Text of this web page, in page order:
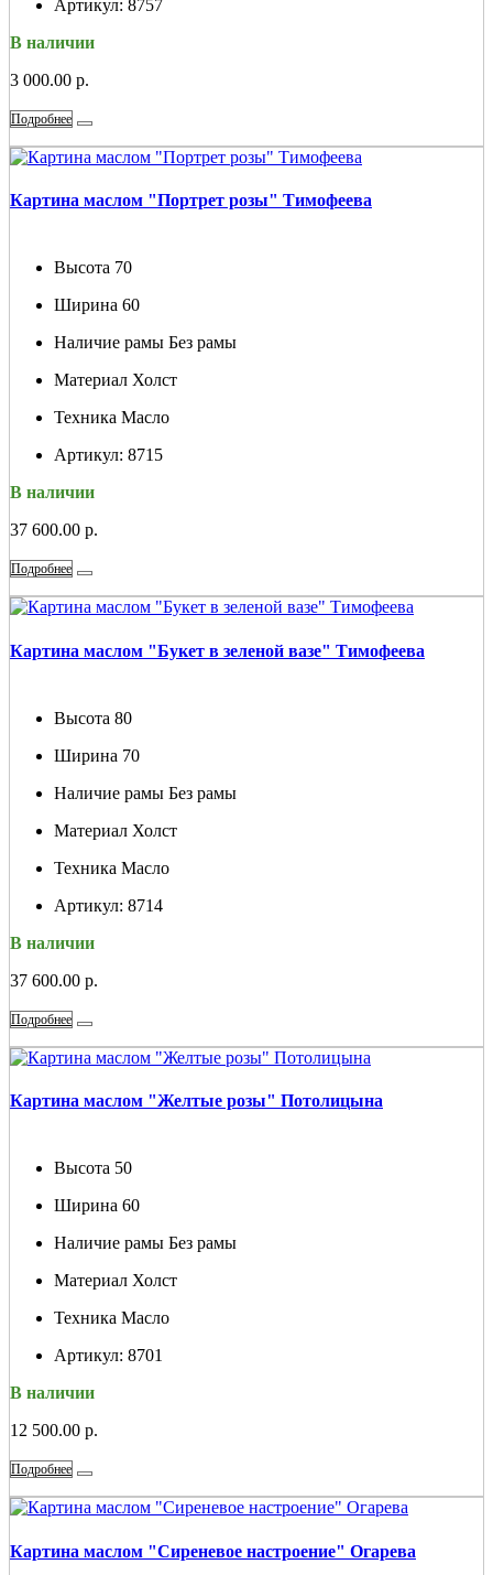
Артикул: 8757
В наличии
3 000.00 р.
Подробнее
Картина маслом "Портрет розы" Тимофеева
Высота 70
Ширина 60
Наличие рамы Без рамы
Материал Холст
Техника Масло
Артикул: 8715
В наличии
37 600.00 р.
Подробнее
Картина маслом "Букет в зеленой вазе" Тимофеева
Высота 80
Ширина 70
Наличие рамы Без рамы
Материал Холст
Техника Масло
Артикул: 8714
В наличии
37 600.00 р.
Подробнее
Картина маслом "Желтые розы" Потолицына
Высота 50
Ширина 60
Наличие рамы Без рамы
Материал Холст
Техника Масло
Артикул: 8701
В наличии
12 500.00 р.
Подробнее
Картина маслом "Сиреневое настроение" Огарева